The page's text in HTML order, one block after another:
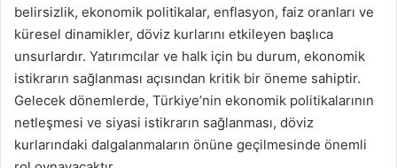
belirsizlik, ekonomik politikalar, enflasyon, faiz oranları ve
küresel dinamikler, döviz kurlarını etkileyen başlıca
unsurlardır. Yatırımcılar ve halk için bu durum, ekonomik
istikrarın sağlanması açısından kritik bir öneme sahiptir.
Gelecek dönemlerde, Türkiye’nin ekonomik politikalarının
netleşmesi ve siyasi istikrarın sağlanması, döviz
kurlarındaki dalgalanmaların önüne geçilmesinde önemli